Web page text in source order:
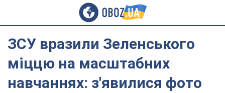
ЗСУ вразили Зеленського
міццю на масштабних
навчаннях: з'явилися фото